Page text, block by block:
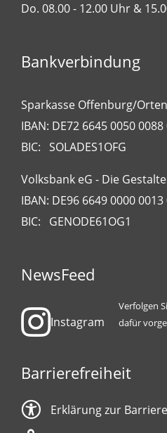
Do. 08.00 - 12.00 Uhr &
Bankverbindung
Sparkasse Offenburg/
IBAN: DE72 6645 0050
BIC: SOLADES1OFG
Volksbank eG - Die
IBAN: DE96 6649 0000
BIC: GENODE61OG1
NewsFeed
Instagram
Verfolgen
dafür
Barrierefreiheit
Erklärung zur